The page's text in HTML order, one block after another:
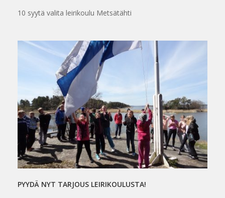
10 syytä valita leirikoulu Metsätähti
PYYDÄ NYT TARJOUS LEIRIKOULUSTA!